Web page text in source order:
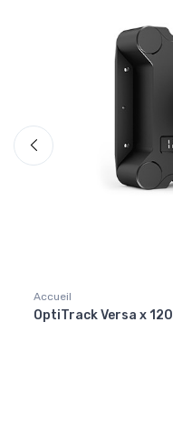
Accueil
OptiTrack Versa x 120